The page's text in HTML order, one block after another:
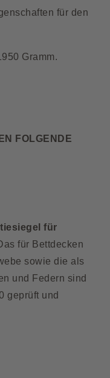
für den
Gramm.
FOLGENDE
für
für Bettdecken
sowie die als
und Federn sind
geprüft und